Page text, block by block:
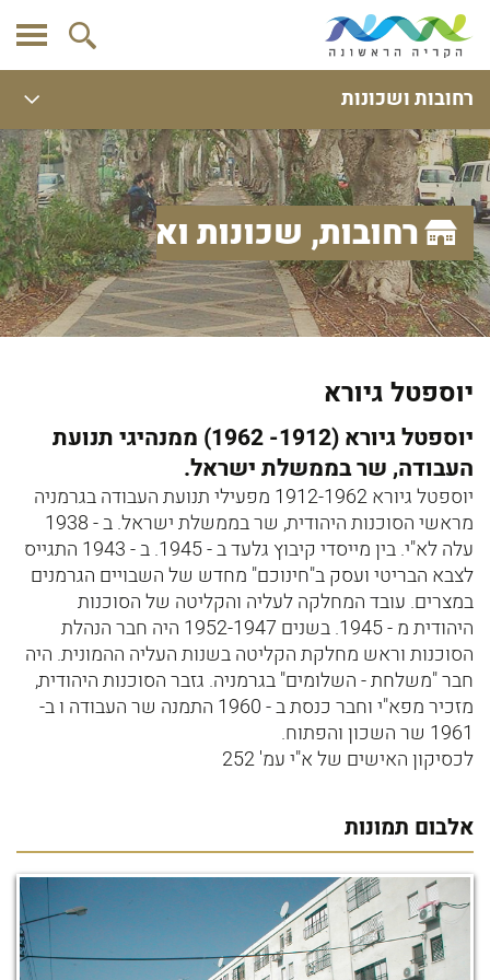
רחובות ושכונות
רחובות, שכונות ואתרים
יוספטל גיורא
יוספטל גיורא (1912- 1962) ממנהיגי תנועת
העבודה, שר בממשלת ישראל.
יוספטל גיורא 1912-1962 מפעילי תנועת העבודה בגרמניה
מראשי הסוכנות היהודית, שר בממשלת ישראל. ב - 1938
עלה לא"י. בין מייסדי קיבוץ גלעד ב - 1945. ב - 1943 התגייס
לצבא הבריטי ועסק ב"חינוכם" מחדש של השבויים הגרמנים
במצרים. עובד המחלקה לעליה והקליטה של הסוכנות
היהודית מ - 1945. בשנים 1952-1947 היה חבר הנהלת
הסוכנות וראש מחלקת הקליטה בשנות העליה ההמונית. היה
חבר "משלחת - השלומים" בגרמניה. גזבר הסוכנות היהודית,
מזכיר מפא"י וחבר כנסת ב - 1960 התמנה שר העבודה ו ב-
1961 שר השכון והפתוח.
לכסיקון האישים של א"י עמ' 252
אלבום תמונות